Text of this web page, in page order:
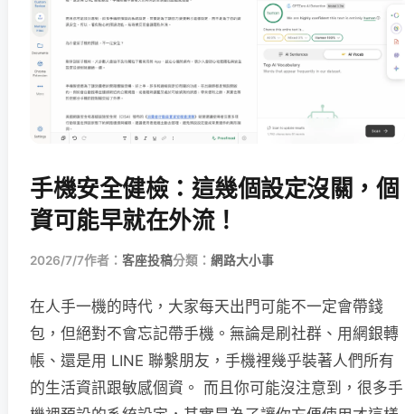
手機安全健檢：這幾個設定沒關，個
資可能早就在外流！
2026/7/7作者： 客座投稿分類： 網路大小事
在人手一機的時代，大家每天出門可能不一定會帶錢
包，但絕對不會忘記帶手機。無論是刷社群、用網銀轉
帳、還是用 LINE 聯繫朋友，手機裡幾乎裝著人們所有
的生活資訊跟敏感個資。 而且你可能沒注意到，很多手